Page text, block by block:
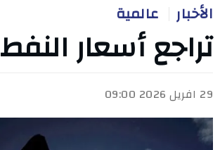
الأخبار عالمية
تراجع أسعار النفط
29 افريل 2026 09:00